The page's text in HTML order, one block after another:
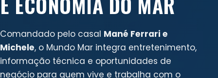
Comandado pelo casal Mané Ferrari e
Michele, o Mundo Mar integra entretenimento,
informação técnica e oportunidades de
negócio para quem vive e trabalha com o